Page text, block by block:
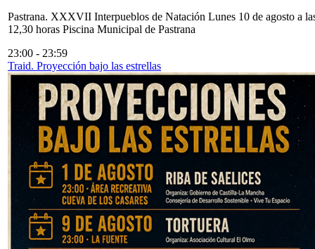
Pastrana. XXXVII Interpueblos de Natación Lunes 10 de agosto a
12,30 horas Piscina Municipal de Pastrana
23:00 - 23:59
Traid. Proyección bajo las estrellas